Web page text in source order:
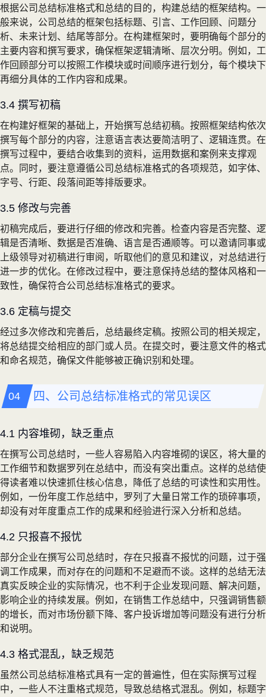
根据公司总结标准格式和总结的目的，构建总结的框架结构。一
般来说，公司总结的框架包括标题、引言、工作回顾、问题分
析、未来计划、结尾等部分。在构建框架时，要明确每个部分的
主要内容和撰写要求，确保框架逻辑清晰、层次分明。例如，工
作回顾部分可以按照工作模块或时间顺序进行划分，每个模块下
再细分具体的工作内容和成果。
3.4 撰写初稿
在构建好框架的基础上，开始撰写总结初稿。按照框架结构依次
撰写每个部分的内容，注意语言表达要简洁明了、逻辑连贯。在
撰写过程中，要结合收集到的资料，运用数据和案例来支撑观
点。同时，要注意遵循公司总结标准格式的各项规范，如字体、
字号、行距、段落间距等排版要求。
3.5 修改与完善
初稿完成后，要进行仔细的修改和完善。检查内容是否完整、逻
辑是否清晰、数据是否准确、语言是否通顺等。可以邀请同事或
上级领导对初稿进行审阅，听取他们的意见和建议，对总结进行
进一步的优化。在修改过程中，要注意保持总结的整体风格和一
致性，确保符合公司总结标准格式的要求。
3.6 定稿与提交
经过多次修改和完善后，总结最终定稿。按照公司的相关规定，
将总结提交给相应的部门或人员。在提交时，要注意文件的格式
和命名规范，确保文件能够被正确识别和处理。
四、公司总结标准格式的常见误区
4.1 内容堆砌，缺乏重点
在撰写公司总结时，一些人容易陷入内容堆砌的误区，将大量的
工作细节和数据罗列在总结中，而没有突出重点。这样的总结使
得读者难以快速抓住核心信息，降低了总结的可读性和实用性。
例如，一份年度工作总结中，罗列了大量日常工作的琐碎事项，
却没有对年度重点工作的成果和经验进行深入分析和总结。
4.2 只报喜不报忧
部分企业在撰写公司总结时，存在只报喜不报忧的问题，过于强
调工作成果，而对存在的问题和不足避而不谈。这样的总结无法
真实反映企业的实际情况，也不利于企业发现问题、解决问题，
影响企业的持续发展。例如，在销售工作总结中，只强调销售额
的增长，而对市场份额下降、客户投诉增加等问题没有进行分析
和说明。
4.3 格式混乱，缺乏规范
虽然公司总结标准格式具有一定的普遍性，但在实际撰写过程
中，一些人不注重格式规范，导致总结格式混乱。例如，标题字